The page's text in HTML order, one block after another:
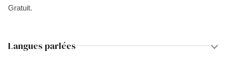
Gratuit.
Langues parlées